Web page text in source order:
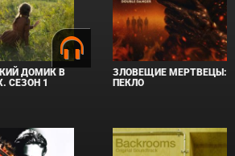
ДОМИК В
СЕЗОН 1
ЗЛОВЕЩИЕ МЕРТВЕЦЫ:
ПЕКЛО